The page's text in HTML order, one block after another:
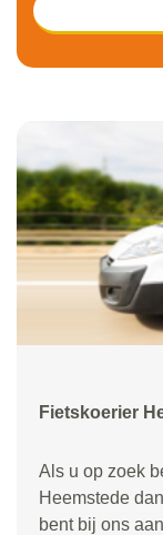
Fietskoerier
Als u op zoek
Heemstede
bent bij ons